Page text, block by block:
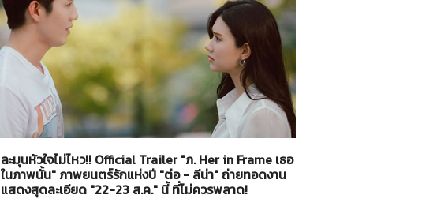
27-07-2569 Her in Frame เธอในภาพนั้น
ละมุนหัวใจไม่ไหว!! Official Trailer "ภ. Her in Frame เธอ
ในภาพนั้น" ภาพยนตร์รักแห่งปี "ต่อ - ลีน่า" ถ่ายทอดงาน
แสดงสุดละเอียด "22-23 ส.ค." นี้ ที่ไม่ควรพลาด!